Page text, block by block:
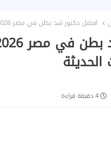
افضل دكتور شد بطن في مصر 2026: دليلك الشامل لنتائج دكتور أحمد السيد والتقنيات الحديثة
الحديثة
4 دقيقة قراءة